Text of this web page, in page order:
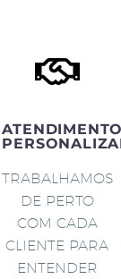
TRABALHAMOS
DE PERTO
COM CADA
CLIENTE PARA
ENTENDER